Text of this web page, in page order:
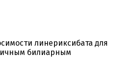
линериксибата для
билиарным